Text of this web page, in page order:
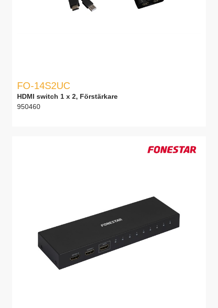
FO-14S2UC
HDMI switch 1 x 2, Förstärkare
950460